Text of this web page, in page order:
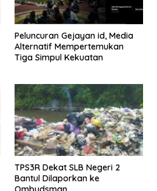
Peluncuran Gejayan id, Media
Alternatif Mempertemukan
Tiga Simpul Kekuatan
TPS3R Dekat SLB Negeri 2
Bantul Dilaporkan ke